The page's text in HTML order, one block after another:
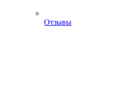
Отзывы